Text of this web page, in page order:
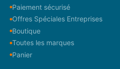
Paiement sécurisé
Offres Spéciales Entreprises
Boutique
Toutes les marques
Panier